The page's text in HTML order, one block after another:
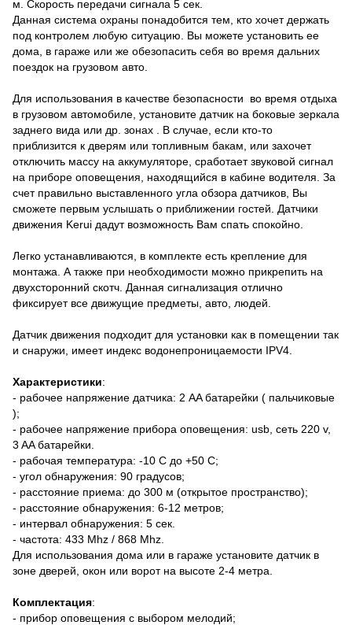
м. Скорость передачи сигнала 5 сек.
Данная система охраны понадобится тем, кто хочет держать
под контролем любую ситуацию. Вы можете установить ее
дома, в гараже или же обезопасить себя во время дальних
поездок на грузовом авто.
Для использования в качестве безопасности во время отдыха
в грузовом автомобиле, установите датчик на боковые зеркала
заднего вида или др. зонах . В случае, если кто-то
приблизится к дверям или топливным бакам, или захочет
отключить массу на аккумуляторе, сработает звуковой сигнал
на приборе оповещения, находящийся в кабине водителя. За
счет правильно выставленного угла обзора датчиков, Вы
сможете первым услышать о приближении гостей. Датчики
движения Kerui дадут возможность Вам спать спокойно.
Легко устанавливаются, в комплекте есть крепление для
монтажа. А также при необходимости можно прикрепить на
двухсторонний скотч. Данная сигнализация отлично
фиксирует все движущие предметы, авто, людей.
Датчик движения подходит для установки как в помещении так
и снаружи, имеет индекс водонепроницаемости IPV4.
Характеристики:
- рабочее напряжение датчика: 2 AA батарейки ( пальчиковые
);
- рабочее напряжение прибора оповещения: usb, сеть 220 v,
3 AA батарейки.
- рабочая температура: -10 С до +50 С;
- угол обнаружения: 90 градусов;
- расстояние приема: до 300 м (открытое пространство);
- расстояние обнаружения: 6-12 метров;
- интервал обнаружения: 5 сек.
- частота: 433 Mhz / 868 Mhz.
Для использования дома или в гараже установите датчик в
зоне дверей, окон или ворот на высоте 2-4 метра.
Комплектация:
- прибор оповещения с выбором мелодий;